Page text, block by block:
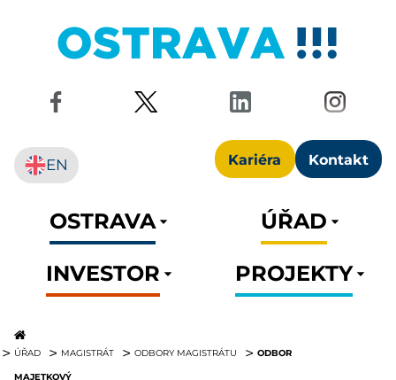
Kariéra Kontakt
EN
OSTRAVA
ÚŘAD
INVESTOR
PROJEKTY
ÚŘAD MAGISTRÁT ODBORY MAGISTRÁTU
ODBOR
MAJETKOVÝ